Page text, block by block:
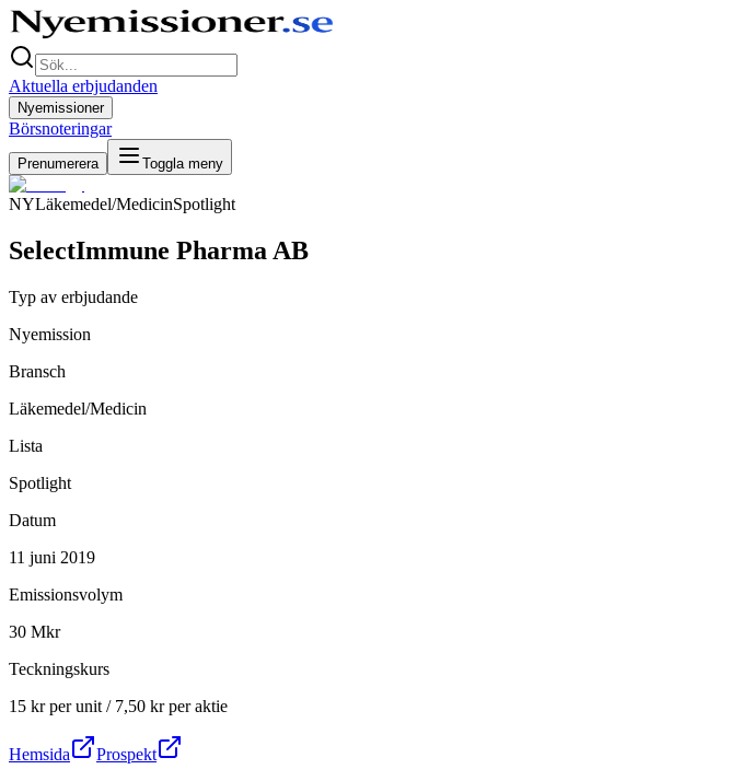
Aktuella erbjudanden
Nyemissioner
Börsnoteringar
Prenumerera Toggla meny
NYLäkemedel/MedicinSpotlight
SelectImmune Pharma AB
Typ av erbjudande
Nyemission
Bransch
Läkemedel/Medicin
Lista
Spotlight
Datum
11 juni 2019
Emissionsvolym
30 Mkr
Teckningskurs
15 kr per unit / 7,50 kr per aktie
Hemsida Prospekt